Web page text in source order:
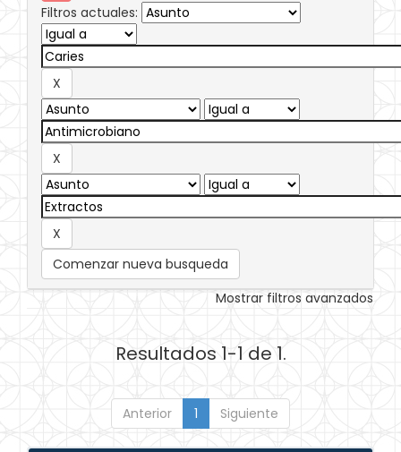
Filtros actuales:
Comenzar nueva busqueda
Mostrar filtros avanzados
Resultados 1-1 de 1.
Anterior 1 Siguiente